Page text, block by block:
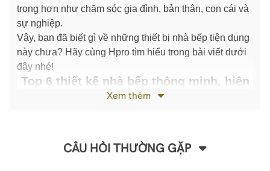
trọng hơn như chăm sóc gia đình, bản thân, con cái và
sự nghiệp.
Vậy, bạn đã biết gì về những thiết bị nhà bếp tiện dụng
này chưa? Hãy cùng Hpro tìm hiểu trong bài viết dưới
đây nhé!
Top 6 thiết kế nhà bếp thông minh, hiện
đại và tiện dụng cho gian bếp
trợ trong quá trình nấu nướng. Cũng như góp phần
làm tăng tính thẩm mỹ hơn cho căn bếp của nhà bạn.
Xem thêm
CÂU HỎI THƯỜNG GẶP